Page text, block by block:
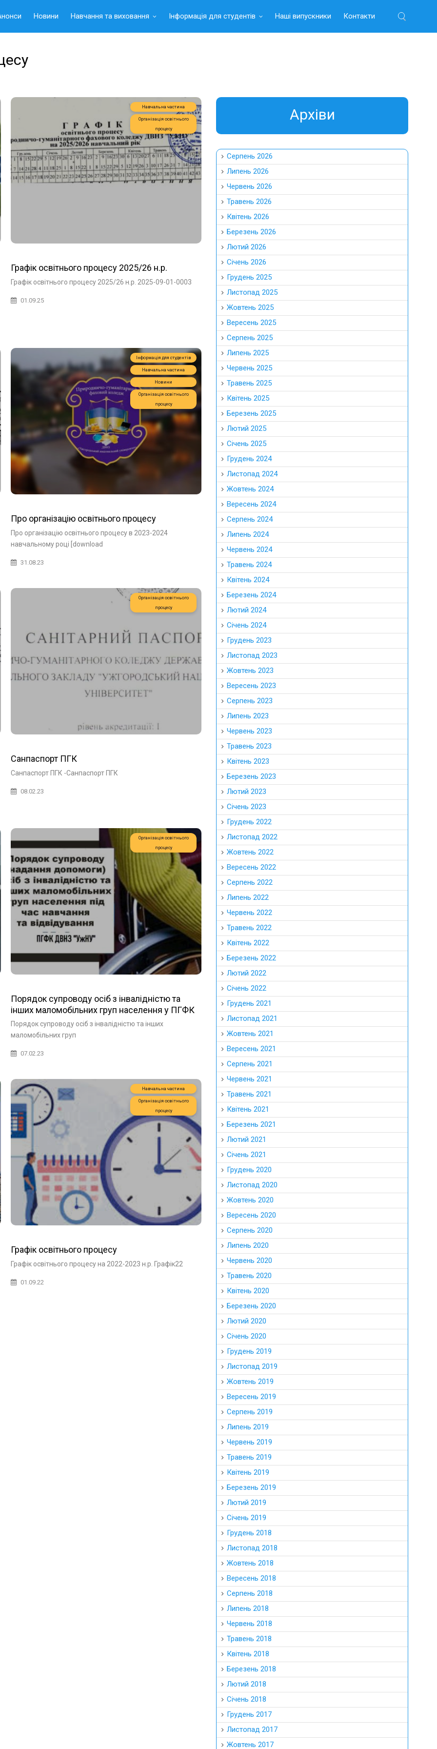
Новини Навчання та виховання Інформація для студентів Наші випускники Контакти
Навчальна частина
Організація освітнього
процесу
Графік освітнього процесу 2025/26 н.р.
Графік освітнього процесу 2025/26 н.р. 2025-09-01-0003
01.09.25
Інформація для студентів
Навчальна частина
Новини
Організація освітнього
процесу
Про організацію освітнього процесу
Про організацію освітнього процесу в 2023-2024
навчальному році [download
31.08.23
Організація освітнього
процесу
Санпаспорт ПГК
Санпаспорт ПГК -Санпаспорт ПГК
08.02.23
Організація освітнього
процесу
Порядок супроводу осіб з інвалідністю та
інших маломобільних груп населення у ПГФК
ДВНЗ УжНУ
Порядок супроводу осіб з інвалідністю та інших
маломобільних груп
07.02.23
Навчальна частина
Організація освітнього
процесу
Графік освітнього процесу
Графік освітнього процесу на 2022-2023 н.р. Графік22
01.09.22
Aрхіви
Серпень 2026
Липень 2026
Червень 2026
Травень 2026
Квітень 2026
Березень 2026
Лютий 2026
Січень 2026
Грудень 2025
Листопад 2025
Жовтень 2025
Вересень 2025
Серпень 2025
Липень 2025
Червень 2025
Травень 2025
Квітень 2025
Березень 2025
Лютий 2025
Січень 2025
Грудень 2024
Листопад 2024
Жовтень 2024
Вересень 2024
Серпень 2024
Липень 2024
Червень 2024
Травень 2024
Квітень 2024
Березень 2024
Лютий 2024
Січень 2024
Грудень 2023
Листопад 2023
Жовтень 2023
Вересень 2023
Серпень 2023
Липень 2023
Червень 2023
Травень 2023
Квітень 2023
Березень 2023
Лютий 2023
Січень 2023
Грудень 2022
Листопад 2022
Жовтень 2022
Вересень 2022
Серпень 2022
Липень 2022
Червень 2022
Травень 2022
Квітень 2022
Березень 2022
Лютий 2022
Січень 2022
Грудень 2021
Листопад 2021
Жовтень 2021
Вересень 2021
Серпень 2021
Червень 2021
Травень 2021
Квітень 2021
Березень 2021
Лютий 2021
Січень 2021
Грудень 2020
Листопад 2020
Жовтень 2020
Вересень 2020
Серпень 2020
Липень 2020
Червень 2020
Травень 2020
Квітень 2020
Березень 2020
Лютий 2020
Січень 2020
Грудень 2019
Листопад 2019
Жовтень 2019
Вересень 2019
Серпень 2019
Липень 2019
Червень 2019
Травень 2019
Квітень 2019
Березень 2019
Лютий 2019
Січень 2019
Грудень 2018
Листопад 2018
Жовтень 2018
Вересень 2018
Серпень 2018
Липень 2018
Червень 2018
Травень 2018
Квітень 2018
Березень 2018
Лютий 2018
Січень 2018
Грудень 2017
Листопад 2017
Жовтень 2017